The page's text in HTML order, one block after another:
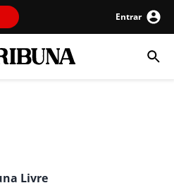
Entrar
Livre